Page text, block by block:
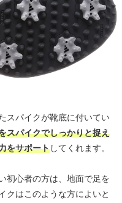
スパイクが靴底に付いてい
スパイクでしっかりと捉え
をサポートしてくれます。
初心者の方は、地面で足を
クはこのような方によいと